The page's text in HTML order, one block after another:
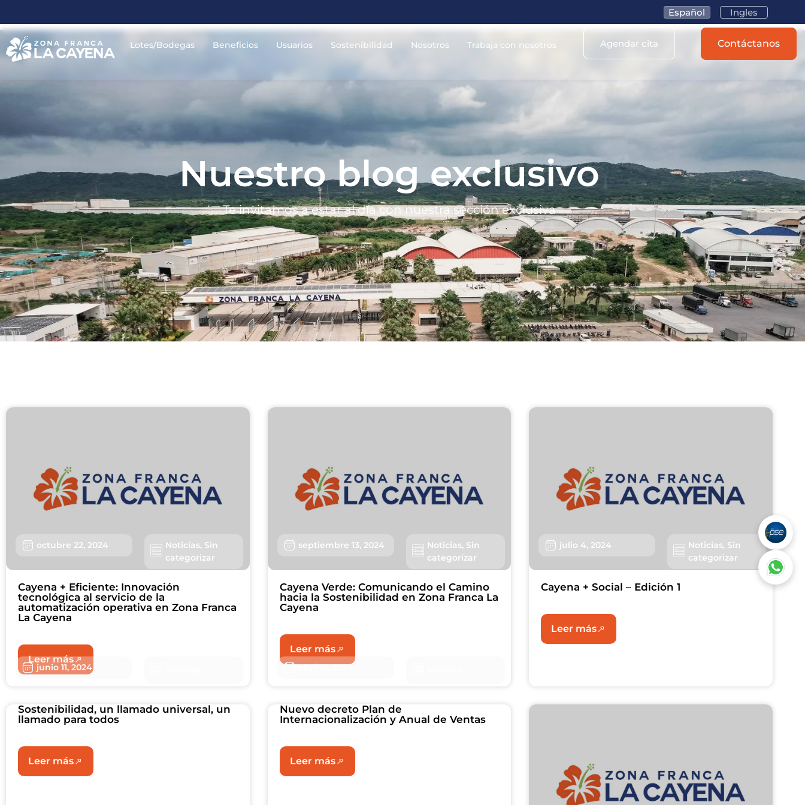
Español Ingles
Lotes/Bodegas Beneficios Usuarios Sostenibilidad Nosotros Trabaja con nosotros Agendar cita Contáctanos
Nuestro blog exclusivo
Te invitamos a estar al día con nuestra sección exclusiva
octubre 22, 2024 Noticias, Sin
categorizar
Cayena + Eficiente: Innovación
tecnológica al servicio de la
automatización operativa en Zona Franca
La Cayena
Leer más
septiembre 13, 2024 Noticias, Sin
categorizar
Cayena Verde: Comunicando el Camino
hacia la Sostenibilidad en Zona Franca La
Cayena
Leer más
julio 4, 2024 Noticias, Sin
categorizar
Cayena + Social – Edición 1
Leer más
junio 11, 2024
Sostenibilidad, un llamado universal, un
llamado para todos
Leer más
abril 16, 2024
Nuevo decreto Plan de
Internacionalización y Anual de Ventas
Leer más